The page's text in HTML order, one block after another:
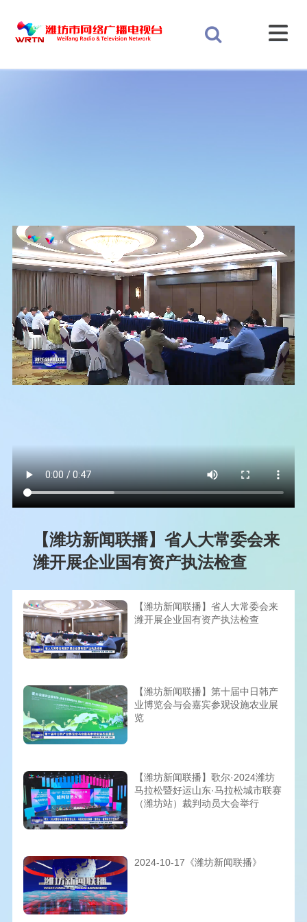
【潍坊新闻联播】省人大常委会来
潍开展企业国有资产执法检查
【潍坊新闻联播】省人大常委会来
潍开展企业国有资产执法检查
【潍坊新闻联播】第十届中日韩产
业博览会与会嘉宾参观设施农业展
览
【潍坊新闻联播】歌尔·2024潍坊
马拉松暨好运山东·马拉松城市联赛
（潍坊站）裁判动员大会举行
2024-10-17《潍坊新闻联播》